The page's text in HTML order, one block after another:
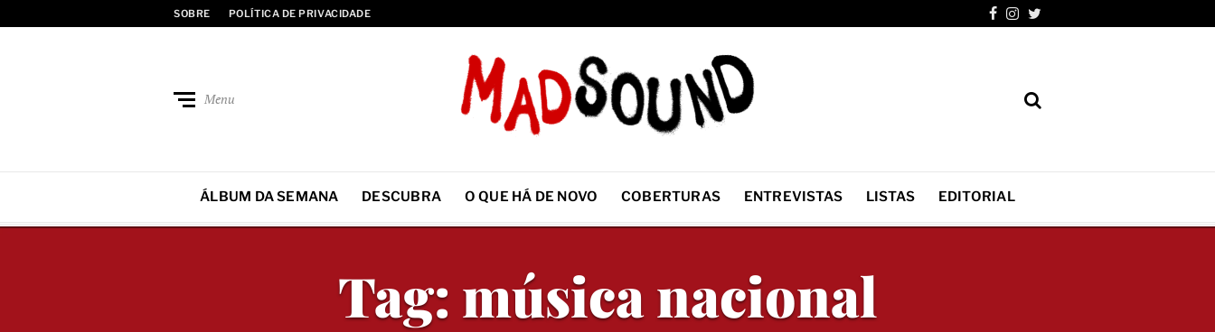
SOBRE POLÍTICA DE PRIVACIDADE
Menu
ÁLBUM DA SEMANA DESCUBRA O QUE HÁ DE NOVO COBERTURAS ENTREVISTAS LISTAS EDITORIAL
Tag: música nacional